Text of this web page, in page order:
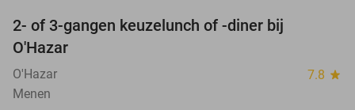
2- of 3-gangen keuzelunch of -diner bij
O'Hazar
O'Hazar 7.8 star
Menen